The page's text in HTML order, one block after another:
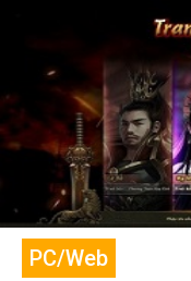
alpha test sẽ chính
sáng ngày
PC/Web